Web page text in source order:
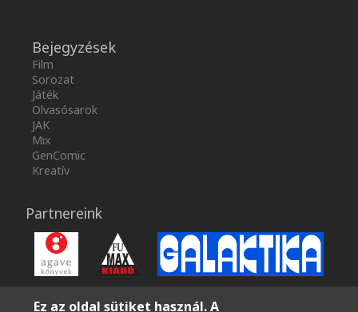
Bejegyzések
Film
Sorozat
Játék
Olvasósarok
JAK
Mix
GenComic
Kreatív
Partnereink
Ez az oldal sütiket használ. A